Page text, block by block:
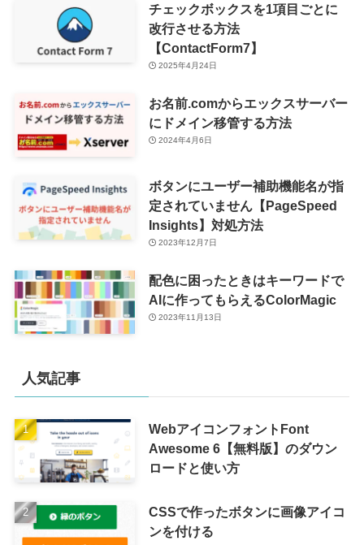
チェックボックスを1項目ごとに
改行させる方法
【ContactForm7】
2025年4月24日
お名前.comからエックスサーバー
にドメイン移管する方法
2024年4月6日
ボタンにユーザー補助機能名が指
定されていません【PageSpeed
Insights】対処方法
2023年12月7日
配色に困ったときはキーワードで
AIに作ってもらえるColorMagic
2023年11月13日
人気記事
WebアイコンフォントFont
Awesome 6【無料版】のダウン
ロードと使い方
CSSで作ったボタンに画像アイコ
ンを付ける